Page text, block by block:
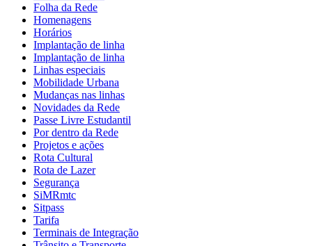
Folha da Rede
Homenagens
Horários
Implantação de linha
Implantação de linha
Linhas especiais
Mobilidade Urbana
Mudanças nas linhas
Novidades da Rede
Passe Livre Estudantil
Por dentro da Rede
Projetos e ações
Rota Cultural
Rota de Lazer
Segurança
SiMRmtc
Sitpass
Tarifa
Terminais de Integração